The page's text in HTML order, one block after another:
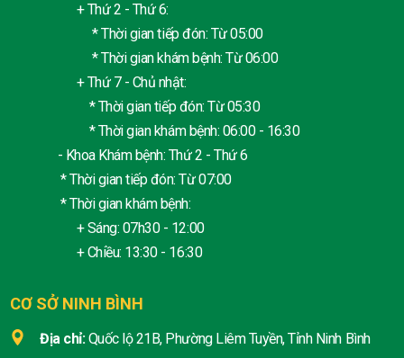
+ Thứ 2 - Thứ 6:
* Thời gian tiếp đón: Từ 05:00
* Thời gian khám bệnh: Từ 06:00
+ Thứ 7 - Chủ nhật:
* Thời gian tiếp đón: Từ 05:30
* Thời gian khám bệnh: 06:00 - 16:30
- Khoa Khám bệnh: Thứ 2 - Thứ 6
* Thời gian tiếp đón: Từ 07:00
* Thời gian khám bệnh:
+ Sáng: 07h30 - 12:00
+ Chiều: 13:30 - 16:30
CƠ SỞ NINH BÌNH
Địa chỉ: Quốc lộ 21B, Phường Liêm Tuyền, Tỉnh Ninh Bình